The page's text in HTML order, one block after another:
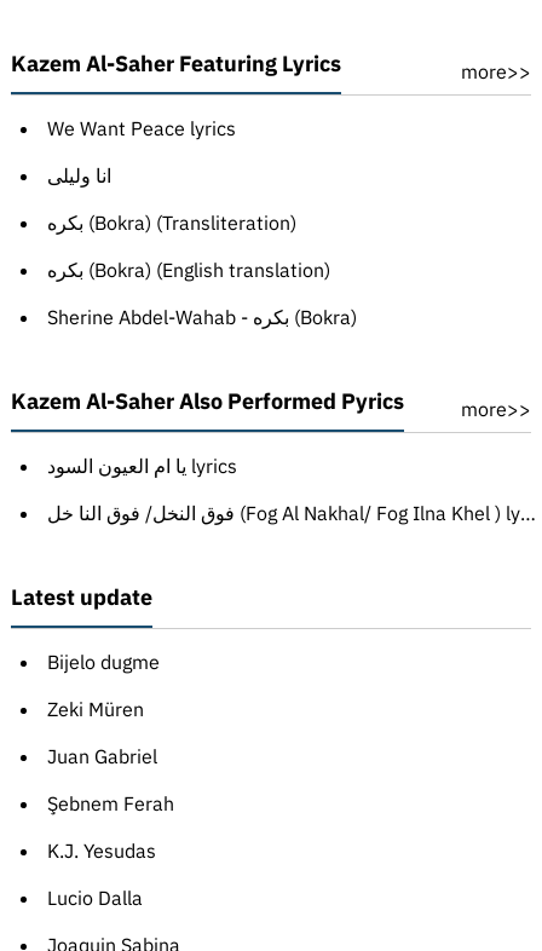
Kazem Al-Saher Featuring Lyrics more>>
We Want Peace lyrics
انا وليلى
بكره (Bokra) (Transliteration)
بكره (Bokra) (English translation)
Sherine Abdel-Wahab - بكره (Bokra)
Kazem Al-Saher Also Performed Pyrics more>>
يا ام العيون السود lyrics
فوق النخل/ فوق النا خل (Fog Al Nakhal/ Fog Ilna Khel ) lyrics
Latest update
Bijelo dugme
Zeki Müren
Juan Gabriel
Şebnem Ferah
K.J. Yesudas
Lucio Dalla
Joaquin Sabina